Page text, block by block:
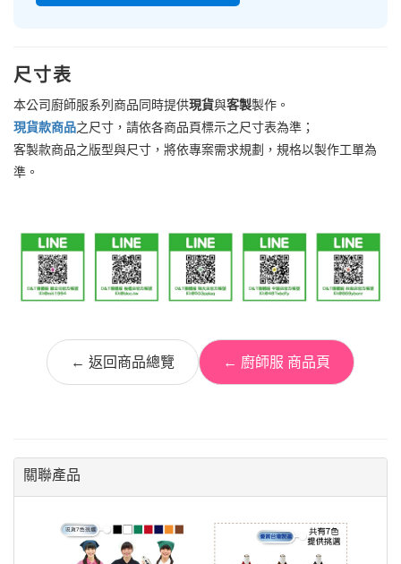
尺寸表
本公司廚師服系列商品同時提供現貨與客製製作。
現貨款商品之尺寸，請依各商品頁標示之尺寸表為準；
客製款商品之版型與尺寸，將依專案需求規劃，規格以製作工單為
準。
← 返回商品總覽 ← 廚師服 商品頁
關聯產品